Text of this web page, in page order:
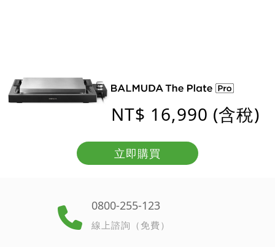
NT$ 16,990 (含稅)
立即購買
0800-255-123
線上諮詢（免費）